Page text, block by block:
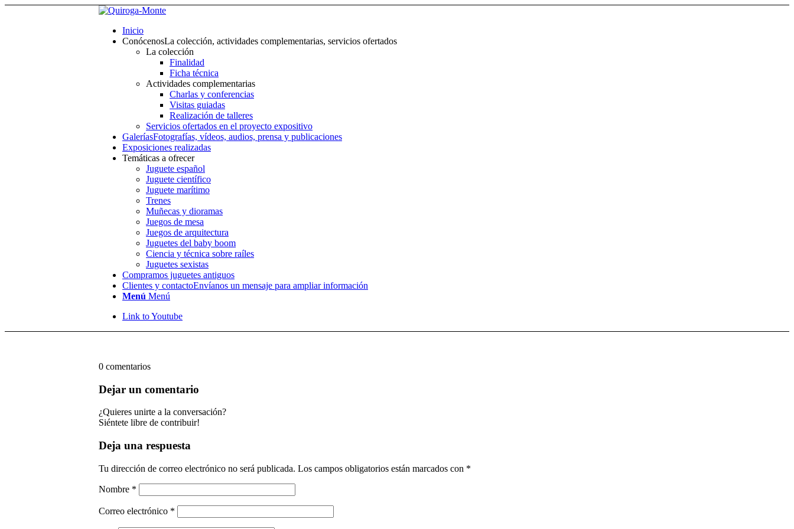
Inicio
ConócenosLa colección, actividades complementarias, servicios ofertados
La colección
Finalidad
Ficha técnica
Actividades complementarias
Charlas y conferencias
Visitas guiadas
Realización de talleres
Servicios ofertados en el proyecto expositivo
GaleríasFotografías, vídeos, audios, prensa y publicaciones
Exposiciones realizadas
Temáticas a ofrecer
Juguete español
Juguete científico
Juguete marítimo
Trenes
Muñecas y dioramas
Juegos de mesa
Juegos de arquitectura
Juguetes del baby boom
Ciencia y técnica sobre raíles
Juguetes sexistas
Compramos juguetes antiguos
Clientes y contactoEnvíanos un mensaje para ampliar información
Menú Menú
Link to Youtube
0 comentarios
Dejar un comentario
¿Quieres unirte a la conversación?
Siéntete libre de contribuir!
Deja una respuesta
Tu dirección de correo electrónico no será publicada. Los campos obligatorios están marcados con *
Nombre *
Correo electrónico *